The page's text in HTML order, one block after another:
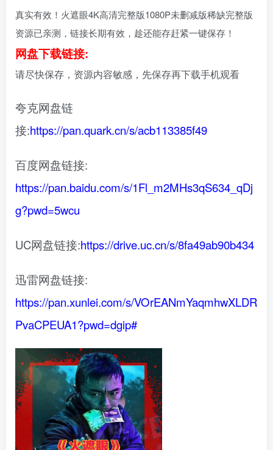
真实有效！火遮眼4K高清完整版1080P未删减版稀缺完整版
资源已亲测，链接长期有效，趁还能存赶紧一键保存！
网盘下载链接:
请尽快保存，资源内容敏感，先保存再下载手机观看
夸克网盘链
接:https://pan.quark.cn/s/acb113385f49
百度网盘链接:
https://pan.baidu.com/s/1Fl_m2MHs3qS634_qDj
g?pwd=5wcu
UC网盘链接:https://drive.uc.cn/s/8fa49ab90b434
迅雷网盘链接:
https://pan.xunlei.com/s/VOrEANmYaqmhwXLDR
PvaCPEUA1?pwd=dgip#